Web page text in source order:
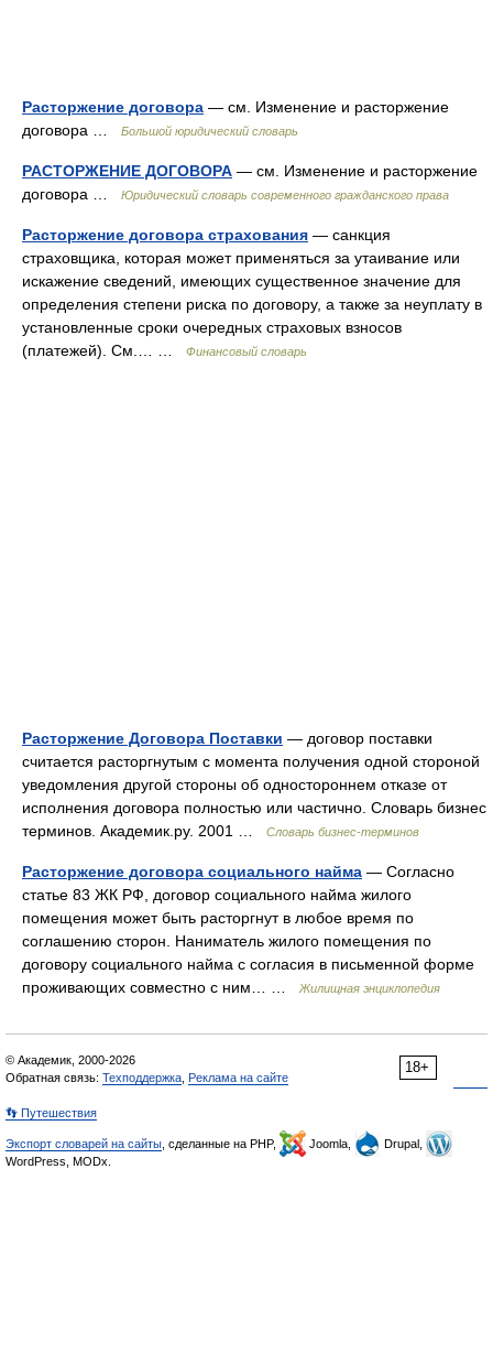
Расторжение договора — см. Изменение и расторжение
договора …
Большой юридический словарь
РАСТОРЖЕНИЕ ДОГОВОРА — см. Изменение и расторжение
договора …
Юридический словарь современного гражданского права
Расторжение договора страхования — санкция
страховщика, которая может применяться за утаивание или
искажение сведений, имеющих существенное значение для
определения степени риска по договору, а также за неуплату в
установленные сроки очередных страховых взносов
(платежей). См.… …
Финансовый словарь
Расторжение Договора Поставки — договор поставки
считается расторгнутым с момента получения одной стороной
уведомления другой стороны об одностороннем отказе от
исполнения договора полностью или частично. Словарь бизнес
терминов. Академик.ру. 2001 …
Словарь бизнес-терминов
Расторжение договора социального найма — Согласно
статье 83 ЖК РФ, договор социального найма жилого
помещения может быть расторгнут в любое время по
соглашению сторон. Наниматель жилого помещения по
договору социального найма с согласия в письменной форме
проживающих совместно с ним… …
Жилищная энциклопедия
18+
© Академик, 2000-2026
Обратная связь: Техподдержка Реклама на сайте
👣 Путешествия
Экспорт словарей на сайты , сделанные на PHP, Joomla,
Drupal,
WordPress, MODx.